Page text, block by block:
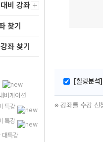
비 강좌
찾기
좌 찾기
비게이션
특강
특강
대특강
[힐링분
※ 강좌를 수강 신